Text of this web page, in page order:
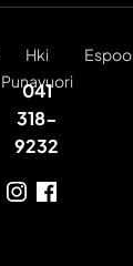
Hki
Punavuori
041
318-
9232
Espoo